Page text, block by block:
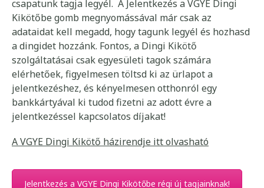
csapatunk tagja legyél. A Jelentkezés a VGYE Dingi
Kikötőbe gomb megnyomássával már csak az
adataidat kell megadd, hogy tagunk legyél és hozhasd
a dingidet hozzánk. Fontos, a Dingi Kikötő
szolgáltatásai csak egyesületi tagok számára
elérhetőek, figyelmesen töltsd ki az ürlapot a
jelentkezéshez, és kényelmesen otthonról egy
bankkártyával ki tudod fizetni az adott évre a
jelentkezéssel kapcsolatos díjakat!
A VGYE Dingi Kikötő házirendje itt olvasható
Jelentkezés a VGYE Dingi Kikötőbe régi új tagjainknak!